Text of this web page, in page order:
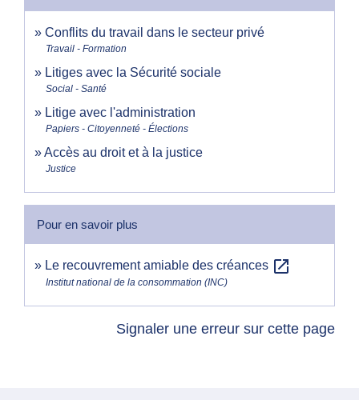
Conflits du travail dans le secteur privé
Travail - Formation
Litiges avec la Sécurité sociale
Social - Santé
Litige avec l'administration
Papiers - Citoyenneté - Élections
Accès au droit et à la justice
Justice
Pour en savoir plus
Le recouvrement amiable des créances open_in_new
Institut national de la consommation (INC)
Signaler une erreur sur cette page